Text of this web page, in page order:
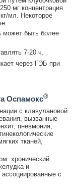
мг концентрация
мл. Некоторое
может быть более
7-20 ч.
через ГЭБ при
Оспамокс®
с клавулановой
вызванные
пневмония,
тканей,
хронический
и
с